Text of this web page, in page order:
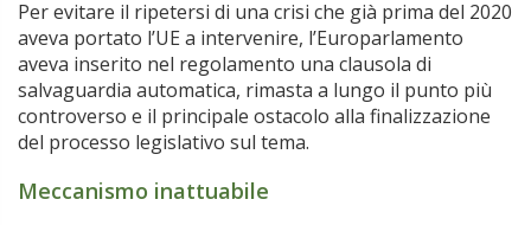
Per evitare il ripetersi di una crisi che già prima del 2020
aveva portato l’UE a intervenire, l’Europarlamento
aveva inserito nel regolamento una clausola di
salvaguardia automatica, rimasta a lungo il punto più
controverso e il principale ostacolo alla finalizzazione
del processo legislativo sul tema.
Meccanismo inattuabile